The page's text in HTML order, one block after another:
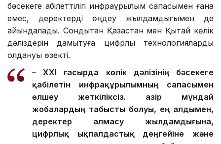
бәсекеге қабілеттілігі инфрақұрылым сапасымен ғана
емес, деректерді өңдеу жылдамдығымен де
айқындалады. Сондықтан Қазақстан мен Қытай көлік
дәліздерін дамытуға цифрлық технологияларды
қолдануы өзекті.
– XXI ғасырда көлік дәлізінің бәсекеге
қабілетін инфрақұрылымның сапасымен
өлшеу жеткіліксіз. Қазір мұндай
жобалардың табысты болуы, ең алдымен,
деректер алмасу жылдамдығына,
цифрлық ықпалдастық деңгейіне және